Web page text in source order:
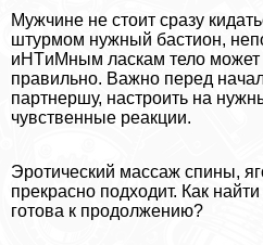
Мужчине не стоит сразу
штурмом нужный бастион,
иHTиMным ласкам тело может
правильно. Важно перед
партнершу, настроить на
чувственные реакции.
Эpoтический массаж спины,
прекрасно подходит. Как
готова к продолжению?